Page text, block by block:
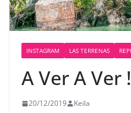
INSTAGRAM LAS TERRENAS
A Ver A Ver
20/12/2019 Keila